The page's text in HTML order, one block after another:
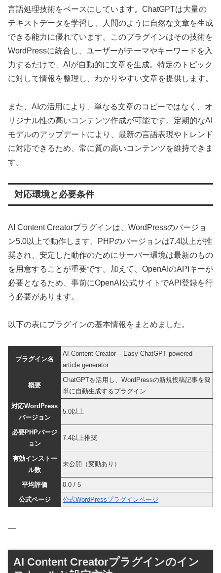
言語処理技術をベースにしています。ChatGPTは大量の
テキストデータを学習し、人間のように自然な文章を生成
できる能力に優れています。このプラグインはその技術を
WordPressに統合し、ユーザーがテーマやキーワードを入
力するだけで、AIが自動的に文章を生成。特定のトピック
に対して情報を整理し、わかりやすい文章を提供します。
また、AIの活用により、単なる文章のコピーではなく、オ
リジナル性の高いコンテンツ作成が可能です。定期的なAI
モデルのアップデートにより、最新の言語表現やトレンド
に対応できるため、常に質の高いコンテンツを維持できま
す。
対応環境と必要条件
AI Content Creatorプラグインは、WordPressのバージョ
ン5.0以上で動作します。PHPのバージョンは7.4以上が推
奨され、安定した動作のためにサーバー環境は最新のもの
を用意することが重要です。加えて、OpenAIのAPIキーが
必要となるため、事前にOpenAI公式サイトでAPI登録を行
う必要があります。
以下の表にプラグインの基本情報をまとめました。
プラグイン名
AI Content Creator – Easy ChatGPT powered
article generator
概要
ChatGPTを活用し、WordPressの新規投稿記事を簡
単に自動生成するプラグイン
対応WordPress
バージョン
5.0以上
必要PHPバージ
ョン
7.4以上推奨
有効インストー
ル数
未公開（変動あり）
平均評価
0.0 / 5
公式ページ
公式WordPressプラグインページ
—
AI Content Creatorプラグインのイン